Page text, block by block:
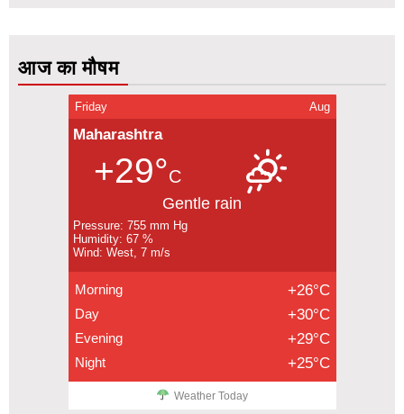
आज का मौषम
Friday Aug
Maharashtra
+29°C
Gentle rain
Pressure: 755 mm Hg
Humidity: 67 %
Wind: West, 7 m/s
Morning +26°C
Day +30°C
Evening +29°C
Night +25°C
Weather Today